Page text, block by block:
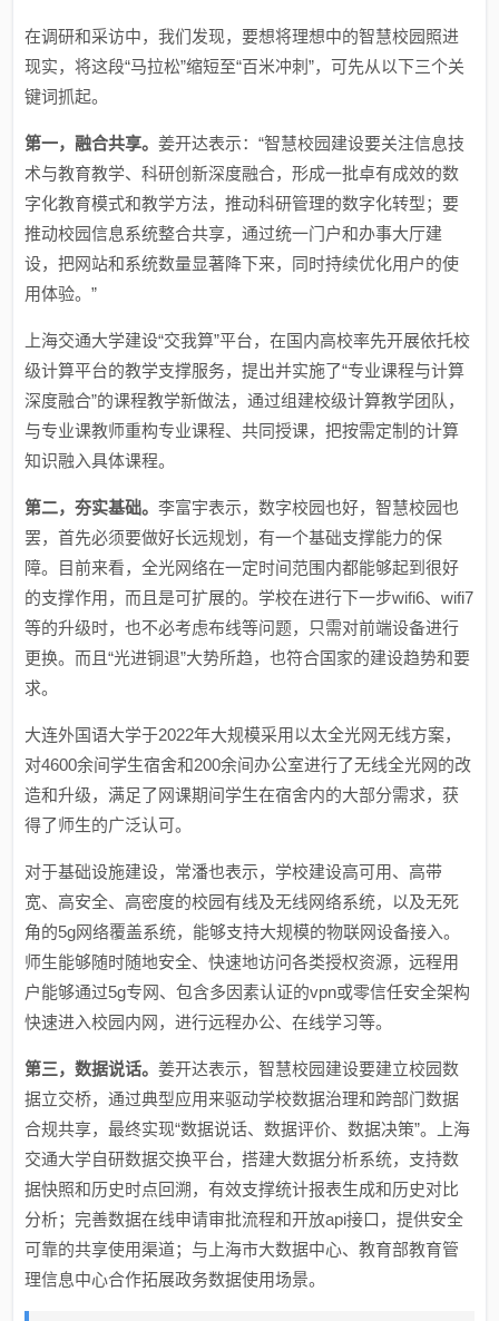
在调研和采访中，我们发现，要想将理想中的智慧校园照进
现实，将这段“马拉松”缩短至“百米冲刺”，可先从以下三个关
键词抓起。
第一，融合共享。姜开达表示：“智慧校园建设要关注信息技
术与教育教学、科研创新深度融合，形成一批卓有成效的数
字化教育模式和教学方法，推动科研管理的数字化转型；要
推动校园信息系统整合共享，通过统一门户和办事大厅建
设，把网站和系统数量显著降下来，同时持续优化用户的使
用体验。”
上海交通大学建设“交我算”平台，在国内高校率先开展依托校
级计算平台的教学支撑服务，提出并实施了“专业课程与计算
深度融合”的课程教学新做法，通过组建校级计算教学团队，
与专业课教师重构专业课程、共同授课，把按需定制的计算
知识融入具体课程。
第二，夯实基础。李富宇表示，数字校园也好，智慧校园也
罢，首先必须要做好长远规划，有一个基础支撑能力的保
障。目前来看，全光网络在一定时间范围内都能够起到很好
的支撑作用，而且是可扩展的。学校在进行下一步wifi6、wifi7
等的升级时，也不必考虑布线等问题，只需对前端设备进行
更换。而且“光进铜退”大势所趋，也符合国家的建设趋势和要
求。
大连外国语大学于2022年大规模采用以太全光网无线方案，
对4600余间学生宿舍和200余间办公室进行了无线全光网的改
造和升级，满足了网课期间学生在宿舍内的大部分需求，获
得了师生的广泛认可。
对于基础设施建设，常潘也表示，学校建设高可用、高带
宽、高安全、高密度的校园有线及无线网络系统，以及无死
角的5g网络覆盖系统，能够支持大规模的物联网设备接入。
师生能够随时随地安全、快速地访问各类授权资源，远程用
户能够通过5g专网、包含多因素认证的vpn或零信任安全架构
快速进入校园内网，进行远程办公、在线学习等。
第三，数据说话。姜开达表示，智慧校园建设要建立校园数
据立交桥，通过典型应用来驱动学校数据治理和跨部门数据
合规共享，最终实现“数据说话、数据评价、数据决策”。上海
交通大学自研数据交换平台，搭建大数据分析系统，支持数
据快照和历史时点回溯，有效支撑统计报表生成和历史对比
分析；完善数据在线申请审批流程和开放api接口，提供安全
可靠的共享使用渠道；与上海市大数据中心、教育部教育管
理信息中心合作拓展政务数据使用场景。